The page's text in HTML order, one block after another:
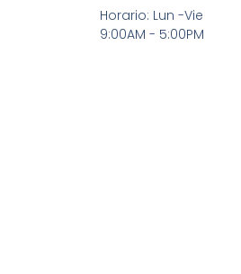
Horario: Lun -Vie
9:00AM - 5:00PM